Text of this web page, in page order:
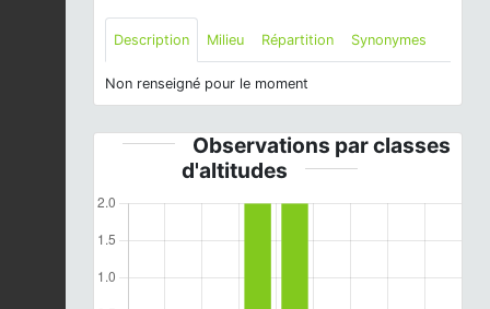
Description Milieu Répartition Synonymes
Non renseigné pour le moment
Observations par classes
d'altitudes